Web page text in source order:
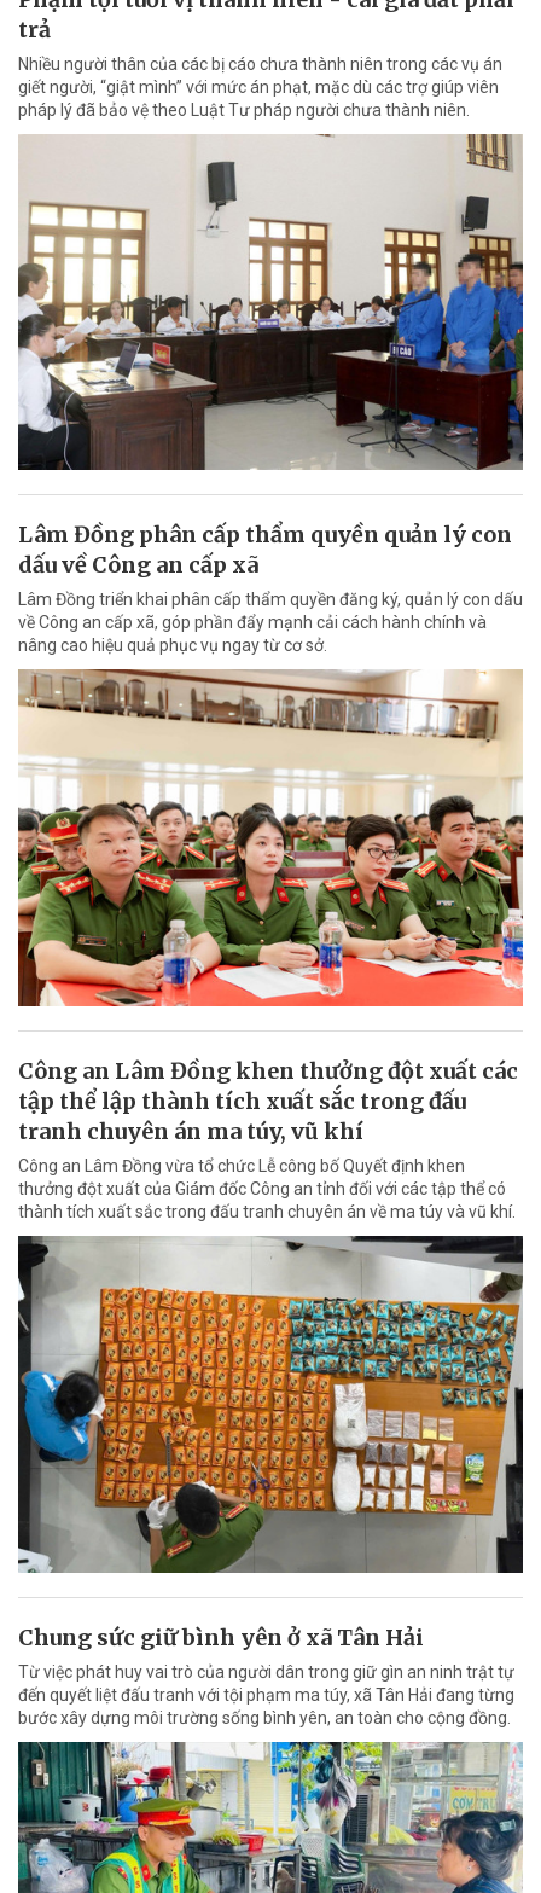
trả
Nhiều người thân của các bị cáo chưa thành niên trong các vụ án
giết người, “giật mình” với mức án phạt, mặc dù các trợ giúp viên
pháp lý đã bảo vệ theo Luật Tư pháp người chưa thành niên.
Lâm Đồng phân cấp thẩm quyền quản lý con
dấu về Công an cấp xã
Lâm Đồng triển khai phân cấp thẩm quyền đăng ký, quản lý con dấu
về Công an cấp xã, góp phần đẩy mạnh cải cách hành chính và
nâng cao hiệu quả phục vụ ngay từ cơ sở.
Công an Lâm Đồng khen thưởng đột xuất các
tập thể lập thành tích xuất sắc trong đấu
tranh chuyên án ma túy, vũ khí
Công an Lâm Đồng vừa tổ chức Lễ công bố Quyết định khen
thưởng đột xuất của Giám đốc Công an tỉnh đối với các tập thể có
thành tích xuất sắc trong đấu tranh chuyên án về ma túy và vũ khí.
Chung sức giữ bình yên ở xã Tân Hải
Từ việc phát huy vai trò của người dân trong giữ gìn an ninh trật tự
đến quyết liệt đấu tranh với tội phạm ma túy, xã Tân Hải đang từng
bước xây dựng môi trường sống bình yên, an toàn cho cộng đồng.